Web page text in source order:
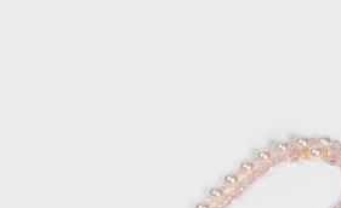
每筆NT$120，滿NT$2,000(含以上)免運費